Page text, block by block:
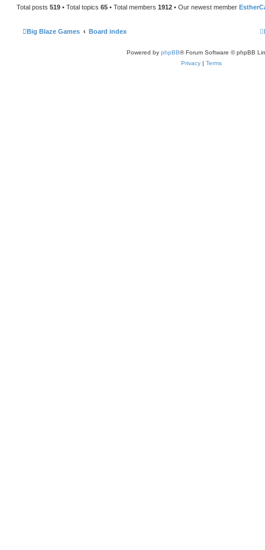
Total posts 519 • Total topics 65 • Total members 1912 • Our newest member
Big Blaze Games Board index
Powered by phpBB® Forum Software © phpBB
Privacy | Terms